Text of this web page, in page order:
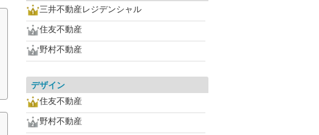
三井不動産レジデンシャル
住友不動産
野村不動産
デザイン
住友不動産
野村不動産